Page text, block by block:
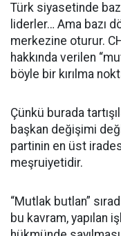
Türk siyasetinde
liderler… Ama bazı
merkezine oturur.
hakkında verilen
böyle bir kırılma
Çünkü burada
başkan değişimi
partinin en üst
meşruiyetidir.
“Mutlak butlan”
bu kavram, yapılan